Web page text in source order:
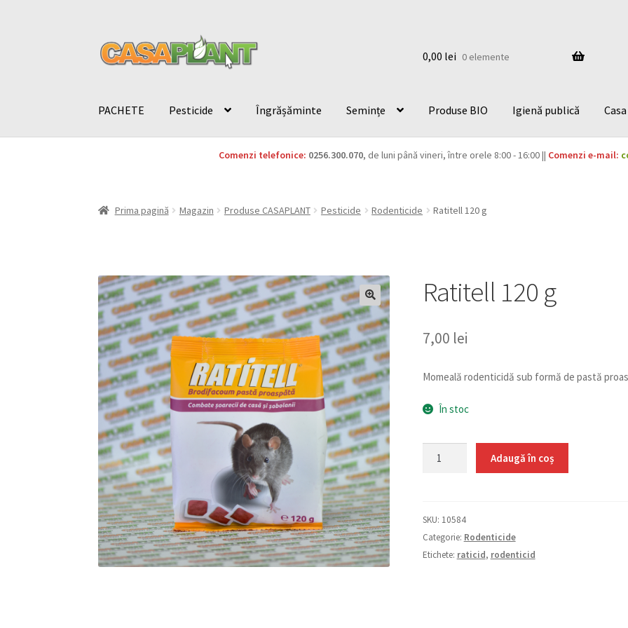
0,00 lei 0 elemente
PACHETE Pesticide Îngrășăminte Semințe Produse BIO Igienă publică
Comenzi telefonice: 0256.300.070, de luni până vineri, între orele 8:00 - 16:00 || Comenzi e-mail:
Prima pagină Magazin Produse CASAPLANT Pesticide Rodenticide Ratitell 120 g
Ratitell 120 g
7,00 lei
Momeală rodenticidă sub formă de pastă
În stoc
Cantitate
Adaugă în coș
SKU: 10584
Categorie: Rodenticide
Etichete: raticid, rodenticid